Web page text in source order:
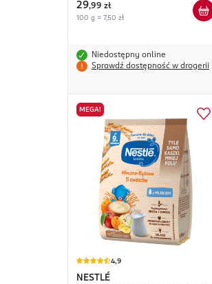
29,99 zł
100 g = 7,50 zł
Niedostępny online
Sprawdź dostępność w drogerii
MEGA!
4,9
NESTLÉ